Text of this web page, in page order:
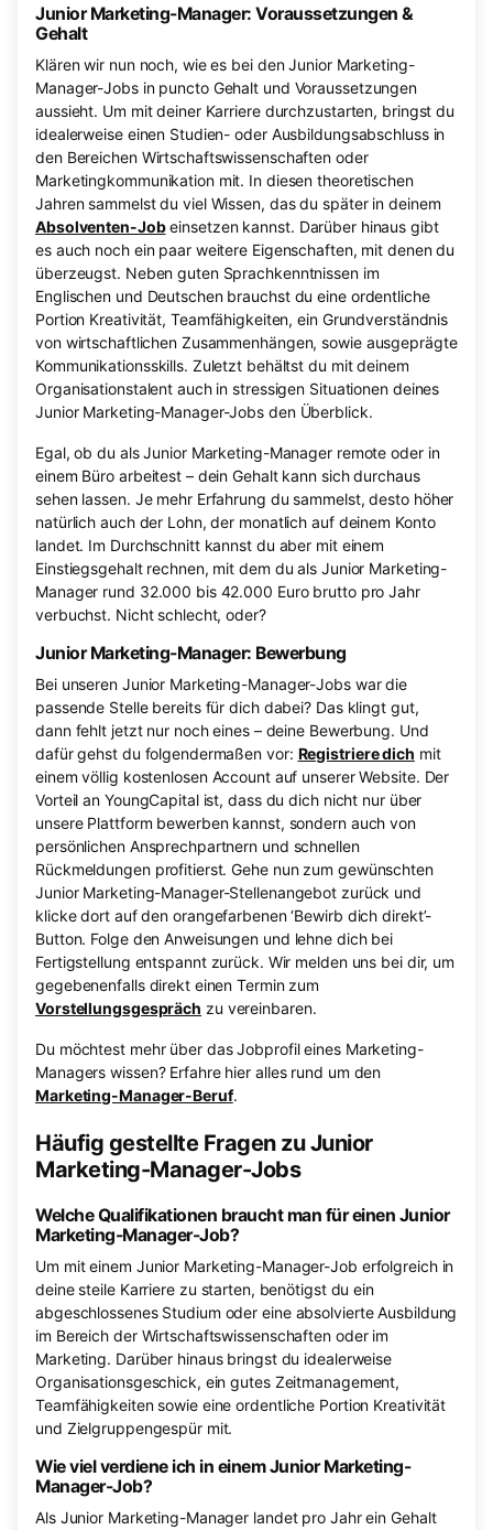
Junior Marketing-Manager: Voraussetzungen &
Gehalt
Klären wir nun noch, wie es bei den Junior Marketing-
Manager-Jobs in puncto Gehalt und Voraussetzungen
aussieht. Um mit deiner Karriere durchzustarten, bringst du
idealerweise einen Studien- oder Ausbildungsabschluss in
den Bereichen Wirtschaftswissenschaften oder
Marketingkommunikation mit. In diesen theoretischen
Jahren sammelst du viel Wissen, das du später in deinem
Absolventen-Jobeinsetzen kannst. Darüber hinaus gibt
es auch noch ein paar weitere Eigenschaften, mit denen du
überzeugst. Neben guten Sprachkenntnissen im
Englischen und Deutschen brauchst du eine ordentliche
Portion Kreativität, Teamfähigkeiten, ein Grundverständnis
von wirtschaftlichen Zusammenhängen, sowie ausgeprägte
Kommunikationsskills. Zuletzt behältst du mit deinem
Organisationstalent auch in stressigen Situationen deines
Junior Marketing-Manager-Jobs den Überblick.
Egal, ob du als Junior Marketing-Manager remote oder in
einem Büro arbeitest – dein Gehalt kann sich durchaus
sehen lassen. Je mehr Erfahrung du sammelst, desto höher
natürlich auch der Lohn, der monatlich auf deinem Konto
landet. Im Durchschnitt kannst du aber mit einem
Einstiegsgehalt rechnen, mit dem du als Junior Marketing-
Manager rund 32.000 bis 42.000 Euro brutto pro Jahr
verbuchst. Nicht schlecht, oder?
Junior Marketing-Manager: Bewerbung
Bei unseren Junior Marketing-Manager-Jobs war die
passende Stelle bereits für dich dabei? Das klingt gut,
dann fehlt jetzt nur noch eines – deine Bewerbung. Und
dafür gehst du folgendermaßen vor: Registriere dich mit
einem völlig kostenlosen Account auf unserer Website. Der
Vorteil an YoungCapital ist, dass du dich nicht nur über
unsere Plattform bewerben kannst, sondern auch von
persönlichen Ansprechpartnern und schnellen
Rückmeldungen profitierst. Gehe nun zum gewünschten
Junior Marketing-Manager-Stellenangebot zurück und
klicke dort auf den orangefarbenen ‘Bewirb dich direkt’-
Button. Folge den Anweisungen und lehne dich bei
Fertigstellung entspannt zurück. Wir melden uns bei dir, um
gegebenenfalls direkt einen Termin zum
Vorstellungsgespräch zu vereinbaren.
Du möchtest mehr über das Jobprofil eines Marketing-
Managers wissen? Erfahre hier alles rund um den
Marketing-Manager-Beruf.
Häufig gestellte Fragen zu Junior
Marketing-Manager-Jobs
Welche Qualifikationen braucht man für einen Junior
Marketing-Manager-Job?
Um mit einem Junior Marketing-Manager-Job erfolgreich in
deine steile Karriere zu starten, benötigst du ein
abgeschlossenes Studium oder eine absolvierte Ausbildung
im Bereich der Wirtschaftswissenschaften oder im
Marketing. Darüber hinaus bringst du idealerweise
Organisationsgeschick, ein gutes Zeitmanagement,
Teamfähigkeiten sowie eine ordentliche Portion Kreativität
und Zielgruppengespür mit.
Wie viel verdiene ich in einem Junior Marketing-
Manager-Job?
Als Junior Marketing-Manager landet pro Jahr ein Gehalt